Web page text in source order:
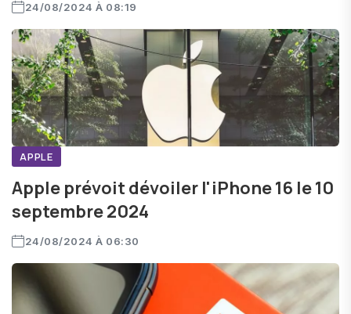
24/08/2024 À 08:19
APPLE
Apple prévoit dévoiler l'iPhone 16 le 10
septembre 2024
24/08/2024 À 06:30